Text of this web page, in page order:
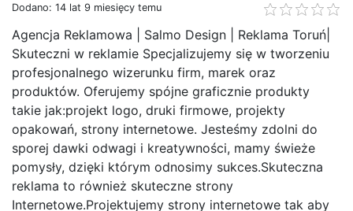
Dodano: 14 lat 9 miesięcy temu
Agencja Reklamowa | Salmo Design | Reklama Toruń|
Skuteczni w reklamie Specjalizujemy się w tworzeniu
profesjonalnego wizerunku firm, marek oraz
produktów. Oferujemy spójne graficznie produkty
takie jak:projekt logo, druki firmowe, projekty
opakowań, strony internetowe. Jesteśmy zdolni do
sporej dawki odwagi i kreatywności, mamy świeże
pomysły, dzięki którym odnosimy sukces.Skuteczna
reklama to również skuteczne strony
Internetowe.Projektujemy strony internetowe tak aby